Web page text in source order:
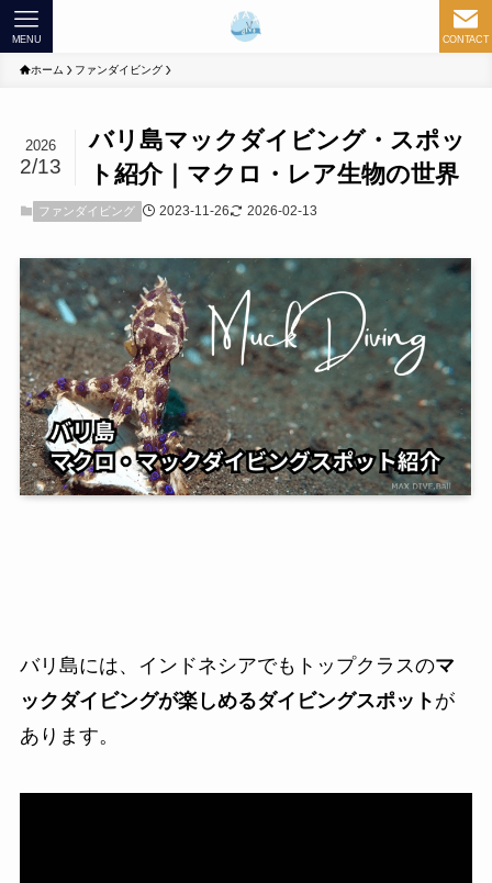
CONTACT
MENU
ホーム ファンダイビング
バリ島マックダイビング・スポッ
ト紹介｜マクロ・レア生物の世界
2026
2/13
ファンダイビング 2023-11-26 2026-02-13
バリ島には、インドネシアでもトップクラスのマ
ックダイビングが楽しめるダイビングスポット が
あります。